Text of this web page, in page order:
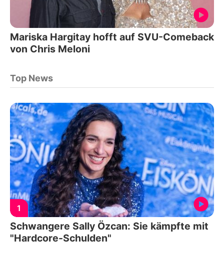
Mariska Hargitay hofft auf SVU-Comeback
von Chris Meloni
Top News
1
Schwangere Sally Özcan: Sie kämpfte mit
"Hardcore-Schulden"